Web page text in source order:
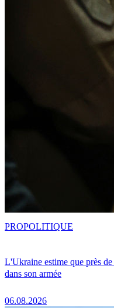
L'Ukraine estime que près
dans son armée
06.08.2026
PROPOLITIQUE